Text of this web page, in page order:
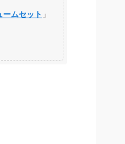
ームセット 」